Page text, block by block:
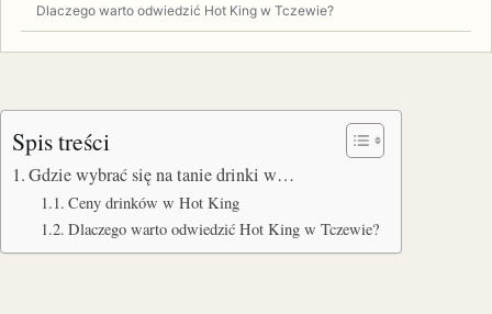
Dlaczego warto odwiedzić Hot King w Tczewie?
Spis treści
Gdzie wybrać się na tanie drinki w…
Ceny drinków w Hot King
Dlaczego warto odwiedzić Hot King w Tczewie?